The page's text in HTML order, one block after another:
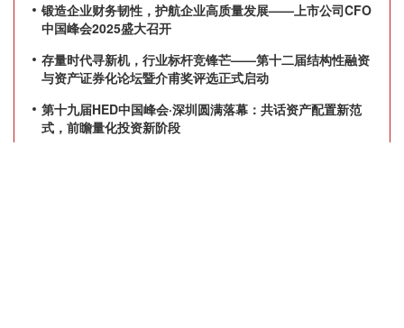
锻造企业财务韧性，护航企业高质量发展——上市公司CFO
中国峰会2025盛大召开
存量时代寻新机，行业标杆竞锋芒——第十二届结构性融资
与资产证券化论坛暨介甫奖评选正式启动
第十九届HED中国峰会·深圳圆满落幕：共话资产配置新范
式，前瞻量化投资新阶段